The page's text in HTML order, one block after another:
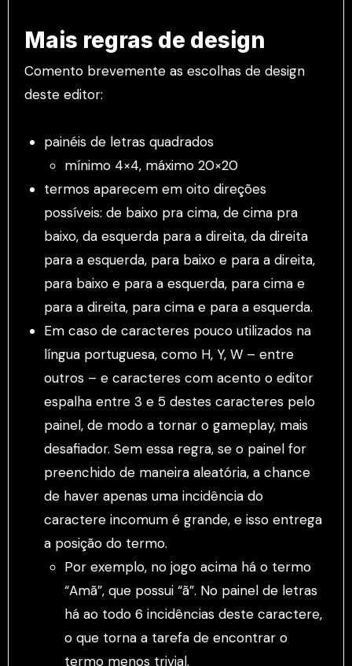
Mais regras de design
Comento brevemente as escolhas de design
deste editor:
painéis de letras quadrados
mínimo 4×4, máximo 20×20
termos aparecem em oito direções
possíveis: de baixo pra cima, de cima pra
baixo, da esquerda para a direita, da direita
para a esquerda, para baixo e para a direita,
para baixo e para a esquerda, para cima e
para a direita, para cima e para a esquerda.
Em caso de caracteres pouco utilizados na
língua portuguesa, como H, Y, W – entre
outros – e caracteres com acento o editor
espalha entre 3 e 5 destes caracteres pelo
painel, de modo a tornar o gameplay, mais
desafiador. Sem essa regra, se o painel for
preenchido de maneira aleatória, a chance
de haver apenas uma incidência do
caractere incomum é grande, e isso entrega
a posição do termo.
Por exemplo, no jogo acima há o termo
“Amã”, que possui “ã”. No painel de letras
há ao todo 6 incidências deste caractere,
o que torna a tarefa de encontrar o
termo menos trivial.